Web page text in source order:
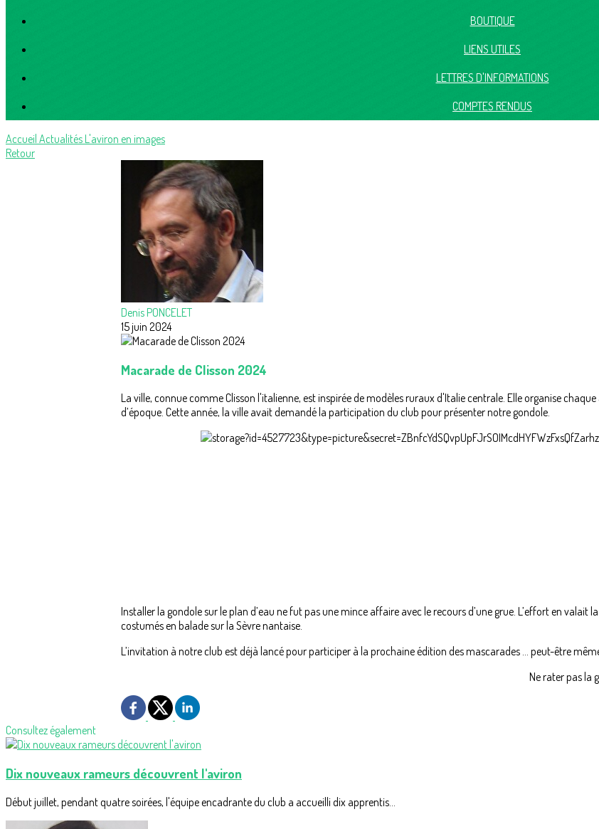
BOUTIQUE
LIENS UTILES
LETTRES D'INFORMATIONS
COMPTES RENDUS
Accueil ActualitésL'aviron en images
Retour
Denis PONCELET
15 juin 2024
Macarade de Clisson 2024
La ville, connue comme Clisson l'italienne, est inspirée de modèles ruraux d'Italie centrale. Elle organise
d’époque. Cette année, la ville avait demandé la participation du club pour présenter notre gondole.
Installer la gondole sur le plan d’eau ne fut pas une mince affaire avec le recours d’une grue. L’effort en valait
costumés en balade sur la Sèvre nantaise.
L’invitation à notre club est déjà lancé pour participer à la prochaine édition des mascarades … peut-être
Ne rater pas la
Consultez également
Dix nouveaux rameurs découvrent l'aviron
Début juillet, pendant quatre soirées, l'équipe encadrante du club a accueilli dix apprentis...